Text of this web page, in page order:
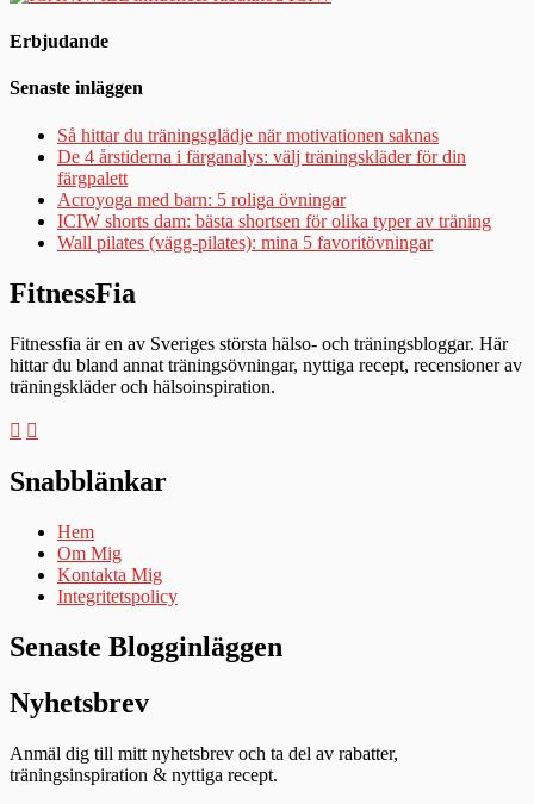
Erbjudande
Senaste inläggen
Så hittar du träningsglädje när motivationen saknas
De 4 årstiderna i färganalys: välj träningskläder för din
färgpalett
Acroyoga med barn: 5 roliga övningar
ICIW shorts dam: bästa shortsen för olika typer av träning
Wall pilates (vägg-pilates): mina 5 favoritövningar
FitnessFia
Fitnessfia är en av Sveriges största hälso- och träningsbloggar. Här
hittar du bland annat träningsövningar, nyttiga recept, recensioner av
träningskläder och hälsoinspiration.
Snabblänkar
Hem
Om Mig
Kontakta Mig
Integritetspolicy
Senaste Blogginläggen
Nyhetsbrev
Anmäl dig till mitt nyhetsbrev och ta del av rabatter,
träningsinspiration & nyttiga recept.